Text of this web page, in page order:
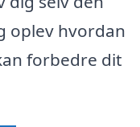
oplev hvordan
forbedre dit